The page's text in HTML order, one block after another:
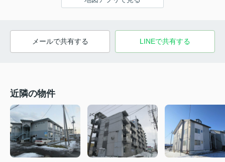
メールで共有する LINEで共有する
近隣の物件